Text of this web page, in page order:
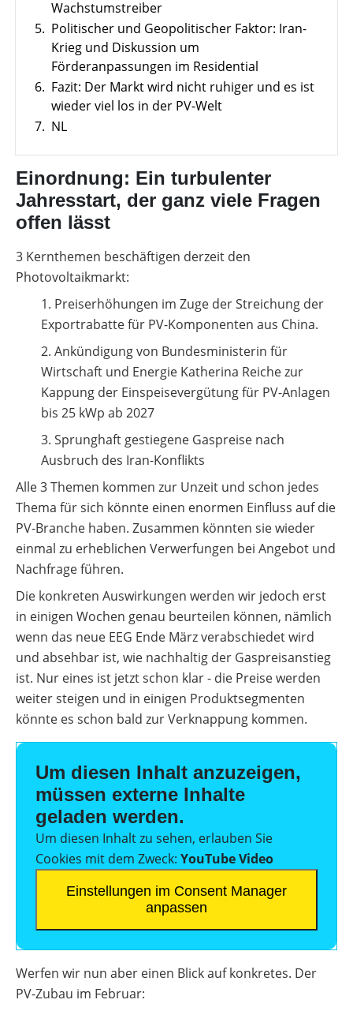
Wärmepumpe
Voraussetzungen
Wärmepumpe:
Wirtschaftlichkeit
berechnen
PV-
Auslegungstools
Unabhängigkeitsrechner
Marktstammdatenregister
Wachstumstreiber
5. Politischer und Geopolitischer Faktor: Iran-
Krieg und Diskussion um
Förderanpassungen im Residential
6. Fazit: Der Markt wird nicht ruhiger und es ist
wieder viel los in der PV-Welt
7. NL
Einordnung: Ein turbulenter
Jahresstart, der ganz viele Fragen
offen lässt
3 Kernthemen beschäftigen derzeit den
Photovoltaikmarkt:
Preiserhöhungen im Zuge der Streichung der
Exportrabatte für PV-Komponenten aus China.
Ankündigung von Bundesministerin für
Wirtschaft und Energie Katherina Reiche zur
Kappung der Einspeisevergütung für PV-Anlagen
bis 25 kWp ab 2027
Sprunghaft gestiegene Gaspreise nach
Ausbruch des Iran-Konflikts
Alle 3 Themen kommen zur Unzeit und schon jedes
Thema für sich könnte einen enormen Einfluss auf die
PV-Branche haben. Zusammen könnten sie wieder
einmal zu erheblichen Verwerfungen bei Angebot und
Nachfrage führen.
Die konkreten Auswirkungen werden wir jedoch erst
in einigen Wochen genau beurteilen können, nämlich
wenn das neue EEG Ende März verabschiedet wird
und absehbar ist, wie nachhaltig der Gaspreisanstieg
ist. Nur eines ist jetzt schon klar - die Preise werden
weiter steigen und in einigen Produktsegmenten
könnte es schon bald zur Verknappung kommen.
Um diesen Inhalt anzuzeigen,
müssen externe Inhalte
geladen werden.
Um diesen Inhalt zu sehen, erlauben Sie
Cookies mit dem Zweck: YouTube Video
Einstellungen im Consent Manager
anpassen
Werfen wir nun aber einen Blick auf konkretes. Der
PV-Zubau im Februar: